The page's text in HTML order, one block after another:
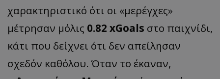
χαρακτηριστικό ότι οι «μερέγχες»
μέτρησαν μόλις 0.82 xGoals στο παιχνίδι,
κάτι που δείχνει ότι δεν απείλησαν
σχεδόν καθόλου. Όταν το έκαναν,